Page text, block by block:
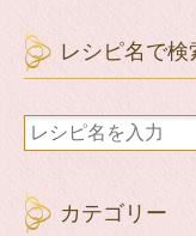
レシピ名で検
カテゴリー